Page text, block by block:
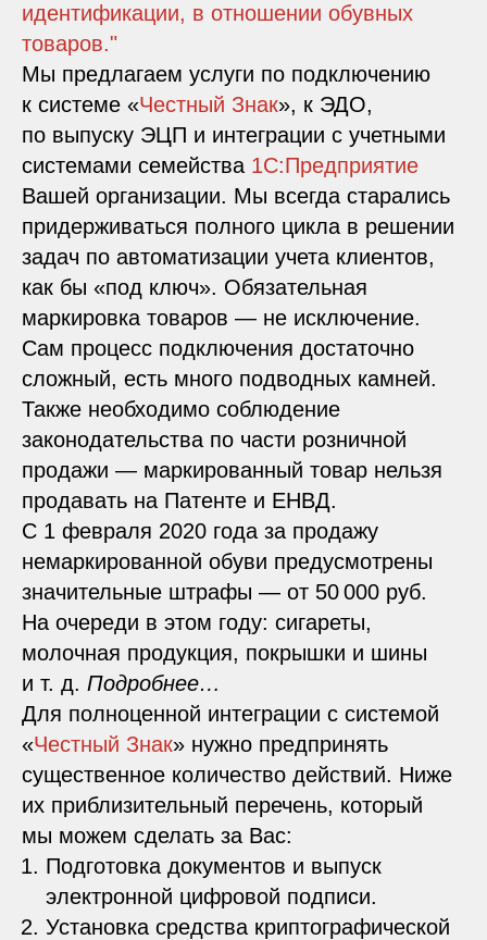
идентификации, в отношении обувных
товаров."
Мы предлагаем услуги по подключению
к системе «Честный Знак», к ЭДО,
по выпуску ЭЦП и интеграции с учетными
системами семейства 1С:Предприятие
Вашей организации. Мы всегда старались
придерживаться полного цикла в решении
задач по автоматизации учета клиентов,
как бы «под ключ». Обязательная
маркировка товаров — не исключение.
Сам процесс подключения достаточно
сложный, есть много подводных камней.
Также необходимо соблюдение
законодательства по части розничной
продажи — маркированный товар нельзя
продавать на Патенте и ЕНВД.
С 1 февраля 2020 года за продажу
немаркированной обуви предусмотрены
значительные штрафы — от 50 000 руб.
На очереди в этом году: сигареты,
молочная продукция, покрышки и шины
и т. д. Подробнее…
Для полноценной интеграции с системой
«Честный Знак» нужно предпринять
существенное количество действий. Ниже
их приблизительный перечень, который
мы можем сделать за Вас:
Подготовка документов и выпуск
электронной цифровой подписи.
Установка средства криптографической